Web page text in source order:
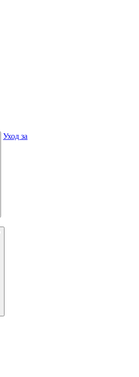
Уход за